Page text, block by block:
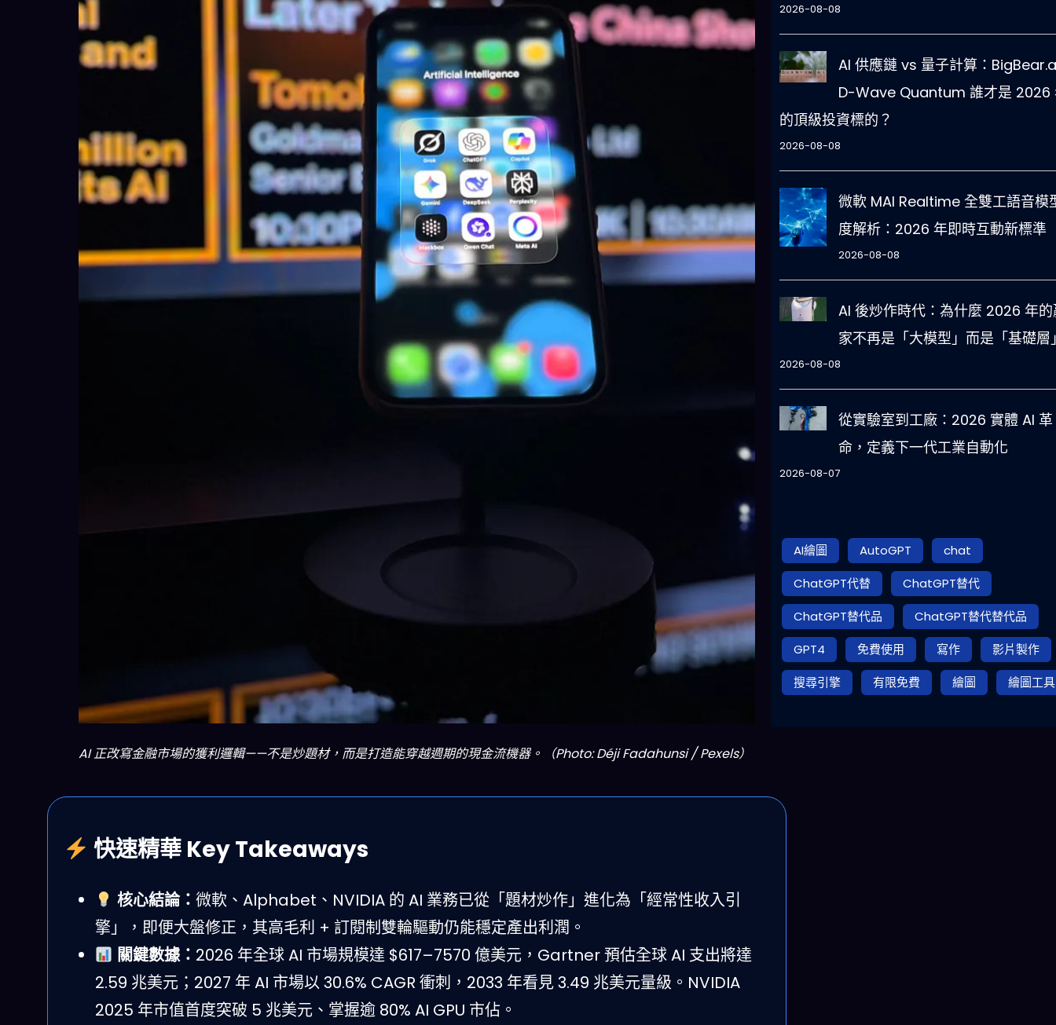
AI 正改寫金融市場的獲利邏輯——不是炒題材，而是打造能穿越週期的現金流機器。（Photo: Déji Fadahunsi / Pexels）
快速精華 Key Takeaways
核心結論： 微軟、Alphabet、NVIDIA 的 AI 業務已從「題材炒作」進化為「經常性收入引
擎」，即便大盤修正，其高毛利 + 訂閱制雙輪驅動仍能穩定產出利潤。
關鍵數據： 2026 年全球 AI 市場規模達 $617–7570 億美元，Gartner 預估全球 AI 支出將達
2.59 兆美元；2027 年 AI 市場以 30.6% CAGR 衝刺，2033 年看見 3.49 兆美元量級。NVIDIA
2025 年市值首度突破 5 兆美元、掌握逾 80% AI GPU 市佔。
2026-08-08
AI 供應鏈 vs 量子計算：
D-Wave Quantum 誰才是 2026
的頂級投資標的？
2026-08-08
微軟 MAI Realtime 全雙工語音模
度解析：2026 年即時互動新標準
2026-08-08
AI 後炒作時代：為什麼 2026 年的
家不再是「大模型」而是「基礎層
2026-08-08
從實驗室到工廠：2026 實體 AI 革
命，定義下一代工業自動化
2026-08-07
AI繪圖 AutoGPT
chat
ChatGPT代替
ChatGPT替代
ChatGPT替代品
ChatGPT替代替代品
GPT4
免費使用 寫作
影片製作
搜尋引擎
有限免費 繪圖 繪圖工具